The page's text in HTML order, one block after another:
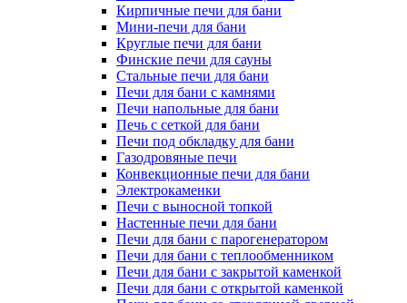
Кирпичные печи для бани
Мини-печи для бани
Круглые печи для бани
Финские печи для сауны
Стальные печи для бани
Печи для бани с камнями
Печи напольные для бани
Печь с сеткой для бани
Печи под обкладку для бани
Газодровяные печи
Конвекционные печи для бани
Электрокаменки
Печи с выносной топкой
Настенные печи для бани
Печи для бани с парогенератором
Печи для бани с теплообменником
Печи для бани с закрытой каменкой
Печи для бани с открытой каменкой